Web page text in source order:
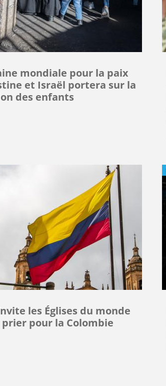
mondiale pour la paix
et Israël portera sur la
des enfants
les Églises du monde
pour la Colombie